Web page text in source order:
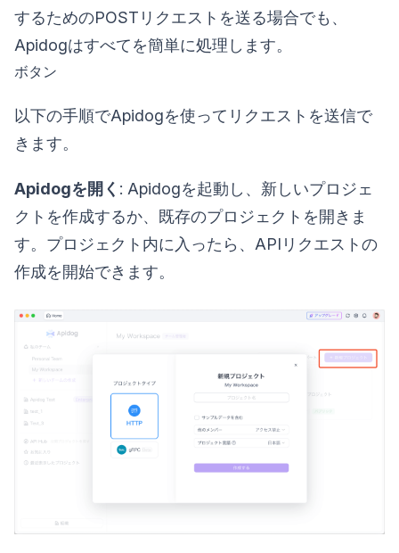
するためのPOSTリクエストを送る場合でも、
Apidogはすべてを簡単に処理します。
ボタン
以下の手順でApidogを使ってリクエストを送信で
きます。
Apidogを開く : Apidogを起動し、新しいプロジェ
クトを作成するか、既存のプロジェクトを開きま
す。プロジェクト内に入ったら、APIリクエストの
作成を開始できます。